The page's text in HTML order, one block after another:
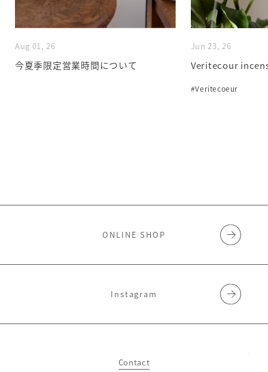
Aug 01, 26
今夏季限定営業時間について
Jun 23, 26
Veritecour
#Veritecoeur
ONLINE SHOP
Instagram
Contact